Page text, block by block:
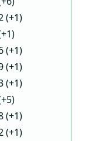
(+1)
(+1)
(+1)
(+1)
(+1)
(+1)